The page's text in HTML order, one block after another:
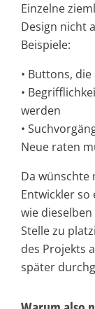
Einzelne
Design nicht
Beispiele:
• Buttons,
•
werden
•
Neue raten
Da wünschte
Entwickler
wie
Stelle zu
des Projekts
später